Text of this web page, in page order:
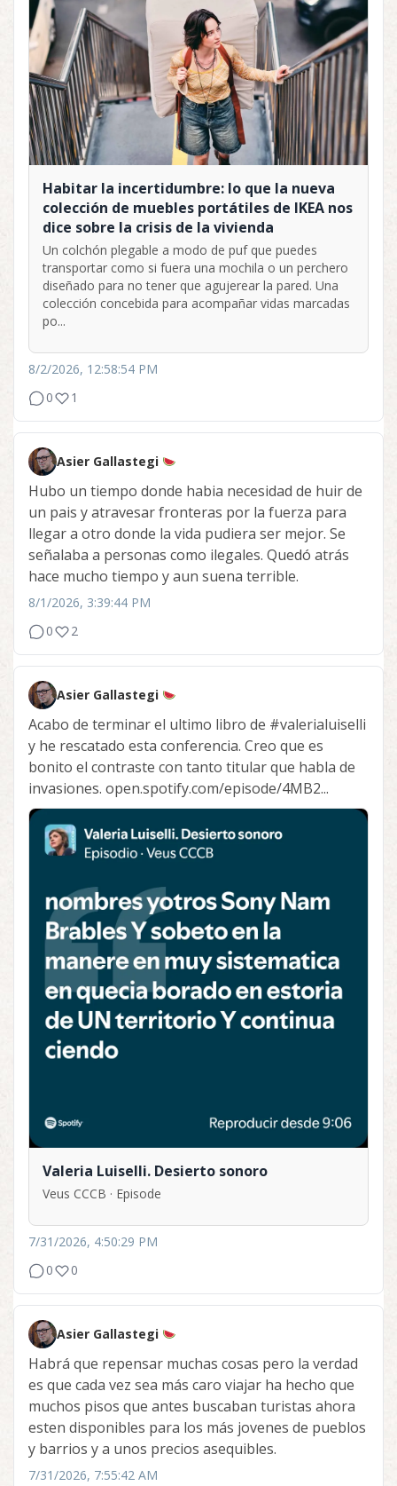
Habitar la incertidumbre: lo que la nueva
colección de muebles portátiles de IKEA nos
dice sobre la crisis de la vivienda
Un colchón plegable a modo de puf que puedes
transportar como si fuera una mochila o un perchero
diseñado para no tener que agujerear la pared. Una
colección concebida para acompañar vidas marcadas
po...
8/2/2026, 12:58:54 PM
0
1
Asier Gallastegi
Hubo un tiempo donde habia necesidad de huir de
un pais y atravesar fronteras por la fuerza para
llegar a otro donde la vida pudiera ser mejor. Se
señalaba a personas como ilegales. Quedó atrás
hace mucho tiempo y aun suena terrible.
8/1/2026, 3:39:44 PM
0
2
Asier Gallastegi
Acabo de terminar el ultimo libro de #valerialuiselli
y he rescatado esta conferencia. Creo que es
bonito el contraste con tanto titular que habla de
invasiones. open.spotify.com/episode/4MB2...
Valeria Luiselli. Desierto sonoro
Veus CCCB · Episode
7/31/2026, 4:50:29 PM
0
0
Asier Gallastegi
Habrá que repensar muchas cosas pero la verdad
es que cada vez sea más caro viajar ha hecho que
muchos pisos que antes buscaban turistas ahora
esten disponibles para los más jovenes de pueblos
y barrios y a unos precios asequibles.
7/31/2026, 7:55:42 AM